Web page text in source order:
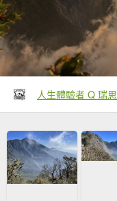
人生體驗者 Q 瑞思